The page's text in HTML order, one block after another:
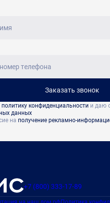
Заказать звонок
политику конфиденциальности и даю
данных
на получение рекламно-
+7 (800) 333-17-89